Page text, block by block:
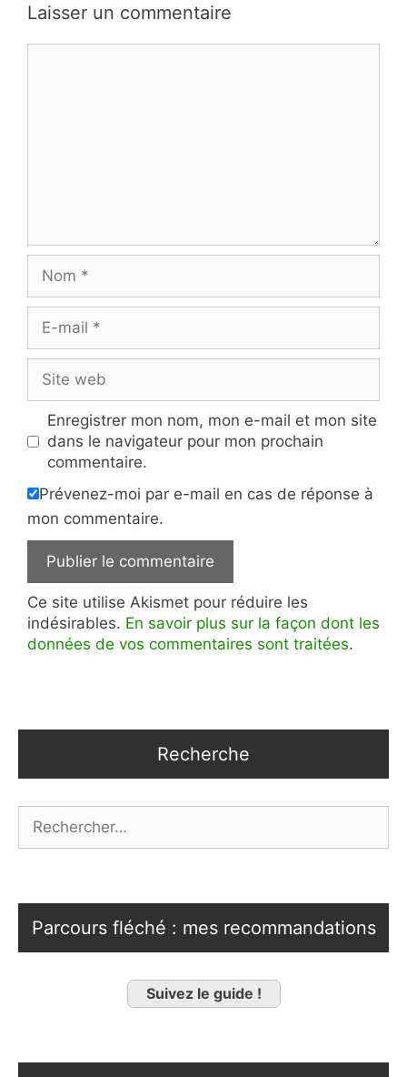
Laisser un commentaire
mail
web
Enregistrer mon nom, mon e-mail et mon site
dans le navigateur pour mon prochain
commentaire.
Prévenez-moi par e-mail en cas de réponse à
mon commentaire.
Ce site utilise Akismet pour réduire les
indésirables. En savoir plus sur la façon dont les
données de vos commentaires sont traitées.
Recherche
Parcours fléché : mes recommandations
Suivez le guide !